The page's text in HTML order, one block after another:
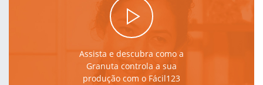
Assista e descubra como a
Granuta controla a sua
produção com o Fácil123